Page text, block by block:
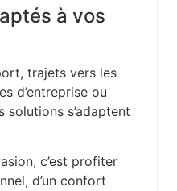
à vos
trajets vers les
d’entreprise ou
solutions s’adaptent
c’est profiter
d’un confort